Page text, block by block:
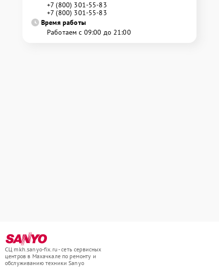
+7 (800) 301-55-83
+7 (800) 301-55-83
Время работы
Работаем с 09:00 до 21:00
СЦ mkh.sanyo-fix.ru - сеть сервисных
центров в Махачкале по ремонту и
обслуживанию техники Sanyo